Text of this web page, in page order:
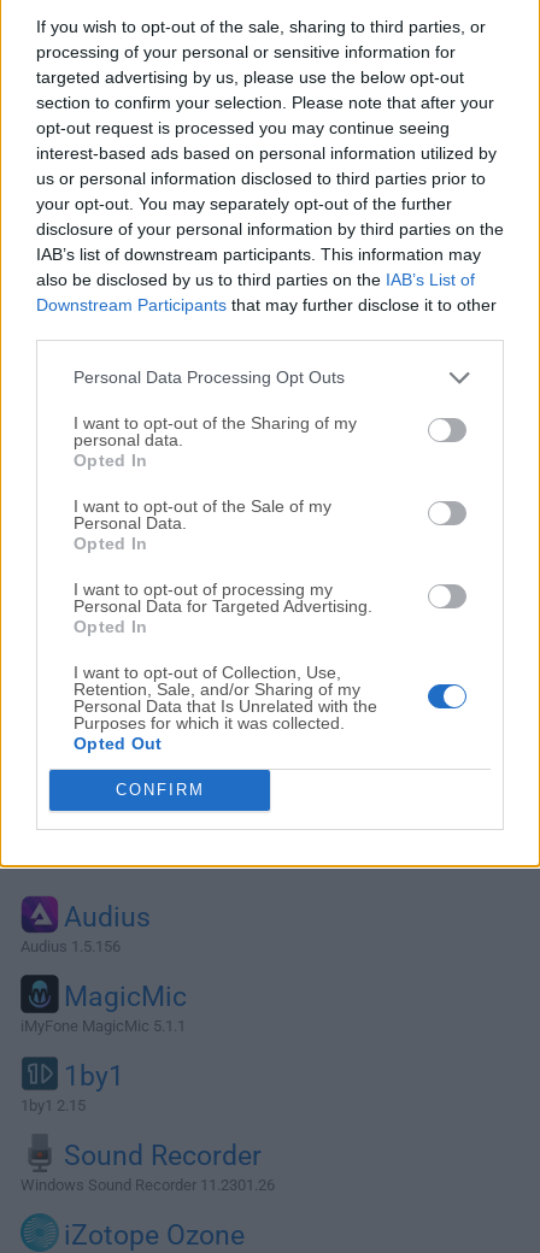
If you wish to opt-out of the sale, sharing to third parties, or
processing of your personal or sensitive information for
targeted advertising by us, please use the below opt-out
section to confirm your selection. Please note that after your
opt-out request is processed you may continue seeing
interest-based ads based on personal information utilized by
us or personal information disclosed to third parties prior to
your opt-out. You may separately opt-out of the further
disclosure of your personal information by third parties on the
IAB’s list of downstream participants. This information may
also be disclosed by us to third parties on the IAB’s List of
Downstream Participants that may further disclose it to other
Personal Data Processing Opt Outs
I want to opt-out of the Sharing of my
personal data.
Opted In
I want to opt-out of the Sale of my
Personal Data.
Opted In
I want to opt-out of processing my
Personal Data for Targeted Advertising.
Opted In
I want to opt-out of Collection, Use,
Retention, Sale, and/or Sharing of my
Personal Data that Is Unrelated with the
Purposes for which it was collected.
Opted Out
CONFIRM
Virtual DJ es un software de descarga utilizado por DJs
para reemplazar sus tocadiscos y reproductores de CD, y
usar música digital en lugar de vinilos y CDs.De la misma
manera que los reproductores de CD utilizados por los DJs
tienen más opciones que un reproductor de CD Hi-Fi
normal, DJ Virtual para Windows tiene más opciones que
un simple reproductor multimedia como iTunes. VirtualDJ
2026 es un software de vanguardia que utiliza tecnología
avanzada y la potencia informática de las computadoras
modernas para permitir a los DJs separar
instantáneamente cualquier canción durante la mezcla en
tiempo real.Esta característica permite a los DJs realizar
ajustes sobre la marcha en varios componentes de sus
Audius
Audius 1.5.156
MagicMic
iMyFone MagicMic 5.1.1
1by1
1by1 2.15
Sound Recorder
Windows Sound Recorder 11.2301.26
iZotope Ozone